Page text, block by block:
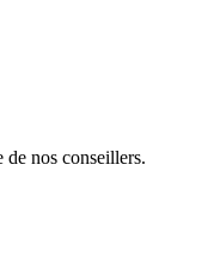
de nos conseillers.